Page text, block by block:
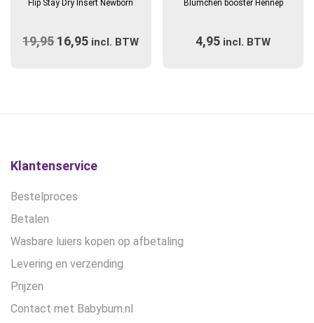
heeft
variaties.
de
Flip Stay Dry Insert Newborn
19,95 Oorspronkelijke
16,95 Huidige
incl. BTW
Blümchen booster Hennep
4,95 incl. BTW
Klantenservice
Bestelproces
Betalen
Wasbare luiers kopen op afbetaling
Levering en verzending
Prijzen
Contact met Babybum.nl